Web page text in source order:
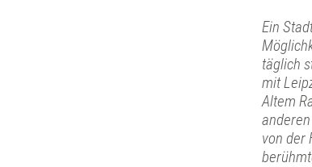
Ein
täglich
mit
Altem
von der